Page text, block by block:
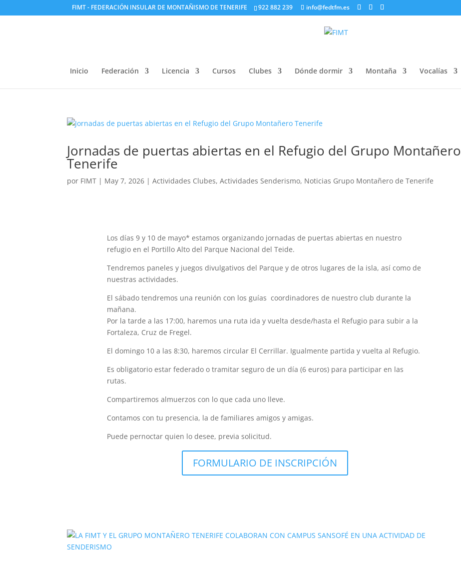
FIMT - FEDERACIÓN INSULAR DE MONTAÑISMO DE TENERIFE 922 882 239 info@fedtfm.es
Inicio Federación Licencia Cursos Clubes Dónde dormir Montaña Vocalías
Jornadas de puertas abiertas en el Refugio del Grupo Montañero
Tenerife
por FIMT | May 7, 2026 |Actividades Clubes,Actividades Senderismo, Noticias Grupo Montañero de Tenerife
Los días 9 y 10 de mayo* estamos organizando jornadas de puertas abiertas en nuestro
refugio en el Portillo Alto del Parque Nacional del Teide.
Tendremos paneles y juegos divulgativos del Parque y de otros lugares de la isla, así como de
nuestras actividades.
El sábado tendremos una reunión con los guías coordinadores de nuestro club durante la
mañana.
Por la tarde a las 17:00, haremos una ruta ida y vuelta desde/hasta el Refugio para subir a la
Fortaleza, Cruz de Fregel.
El domingo 10 a las 8:30, haremos circular El Cerrillar. Igualmente partida y vuelta al Refugio.
Es obligatorio estar federado o tramitar seguro de un día (6 euros) para participar en las
rutas.
Compartiremos almuerzos con lo que cada uno lleve.
Contamos con tu presencia, la de familiares amigos y amigas.
Puede pernoctar quien lo desee, previa solicitud.
FORMULARIO DE INSCRIPCIÓN